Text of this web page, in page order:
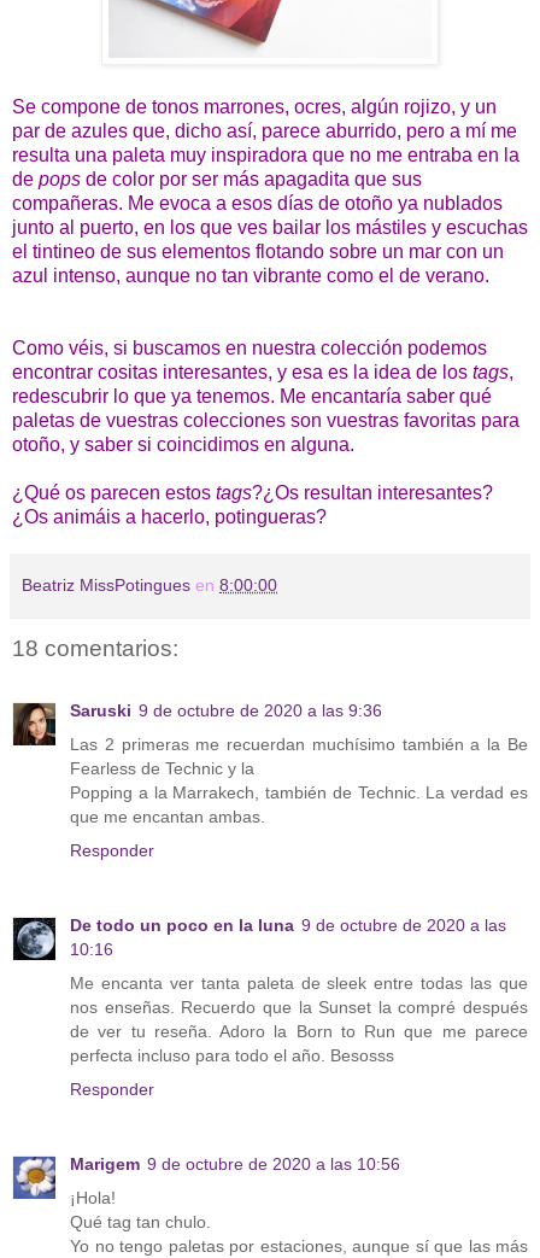
Se compone de tonos marrones, ocres, algún rojizo, y un
par de azules que, dicho así, parece aburrido, pero a mí me
resulta una paleta muy inspiradora que no me entraba en la
de pops de color por ser más apagadita que sus
compañeras. Me evoca a esos días de otoño ya nublados
junto al puerto, en los que ves bailar los mástiles y escuchas
el tintineo de sus elementos flotando sobre un mar con un
azul intenso, aunque no tan vibrante como el de verano.
Como véis, si buscamos en nuestra colección podemos
encontrar cositas interesantes, y esa es la idea de los tags,
redescubrir lo que ya tenemos. Me encantaría saber qué
paletas de vuestras colecciones son vuestras favoritas para
otoño, y saber si coincidimos en alguna.
¿Qué os parecen estos tags?¿Os resultan interesantes?
¿Os animáis a hacerlo, potingueras?
Beatriz MissPotingues en 8:00:00
18 comentarios:
Saruski 9 de octubre de 2020 a las 9:36
Las 2 primeras me recuerdan muchísimo también a la Be
Fearless de Technic y la
Popping a la Marrakech, también de Technic. La verdad es
que me encantan ambas.
Responder
De todo un poco en la luna 9 de octubre de 2020 a las
10:16
Me encanta ver tanta paleta de sleek entre todas las que
nos enseñas. Recuerdo que la Sunset la compré después
de ver tu reseña. Adoro la Born to Run que me parece
perfecta incluso para todo el año. Besosss
Responder
Marigem 9 de octubre de 2020 a las 10:56
¡Hola!
Qué tag tan chulo.
Yo no tengo paletas por estaciones, aunque sí que las más